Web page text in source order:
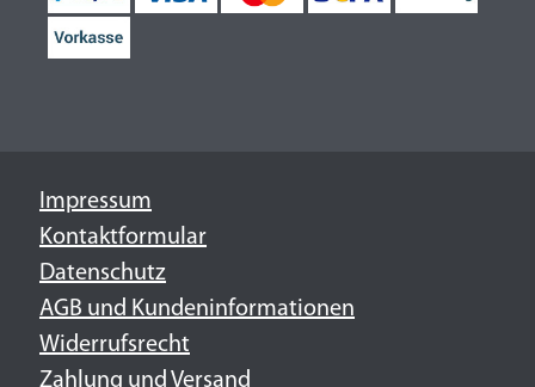
Impressum
Kontaktformular
Datenschutz
AGB und Kundeninformationen
Widerrufsrecht
Zahlung und Versand